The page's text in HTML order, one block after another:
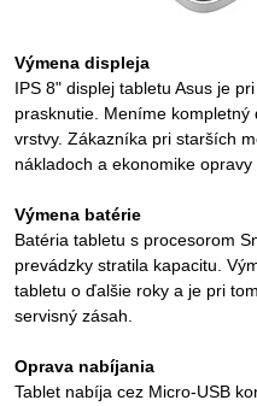
Výmena displeja
IPS 8" displej tabletu Asus je
prasknutie. Meníme
vrstvy. Zákazníka pri starších
nákladoch a ekonomike opravy
Výmena batérie
Batéria tabletu s procesorom
prevádzky stratila kapacitu.
tabletu o ďalšie roky a je pri
servisný zásah.
Oprava nabíjania
Tablet nabíja cez Micro-USB